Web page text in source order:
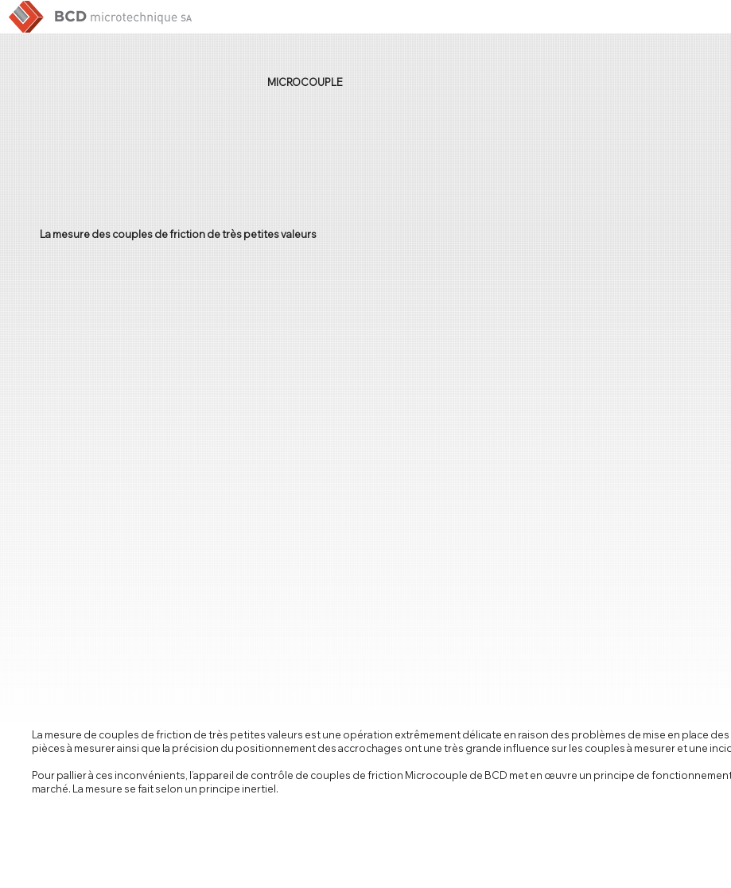
MICROCOUPLE
La mesure des couples de friction de très petites valeurs
La mesure de couples de friction de très petites valeurs est une opération extrêmement délicate en raison des problèmes de mise en place
pièces à mesurer ainsi que la précision du positionnement des accrochages ont une très grande influence sur les couples à mesurer et une
Pour pallier à ces inconvénients, l’appareil de contrôle de couples de friction Microcouple de BCD met en œuvre un principe de
marché. La mesure se fait selon un principe inertiel.